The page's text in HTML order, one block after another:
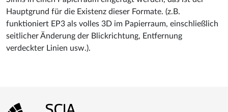
Hauptgrund für die Existenz dieser Formate. (z.B.
funktioniert EP3 als volles 3D im Papierraum, einschließlich
seitlicher Änderung der Blickrichtung, Entfernung
verdeckter Linien usw.).
Fußzeilenmenü